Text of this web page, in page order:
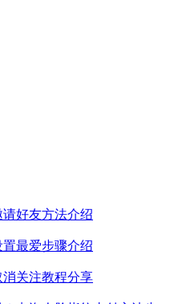
好友方法介绍
最爱步骤介绍
关注教程分享